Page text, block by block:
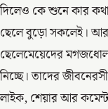
দিলেও কে শুনে কার
ছেলে বুড়ো সকলেই।
ছেলেমেয়েদের
নিচ্ছে। তাদের
লাইক, শেয়ার আর